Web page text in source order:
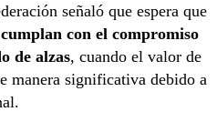
señaló que espera que
cumplan con el compromiso
de alzas, cuando el valor de
manera significativa debido a